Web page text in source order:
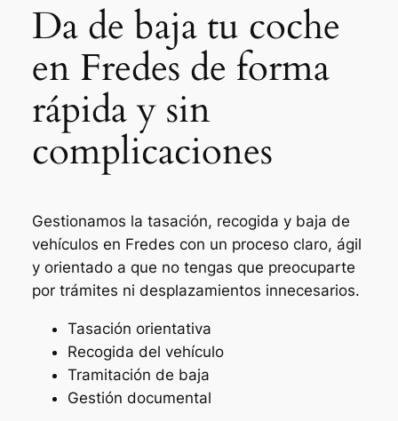
Da de baja tu coche
en Fredes de forma
rápida y sin
complicaciones
Gestionamos la tasación, recogida y baja de
vehículos en Fredes con un proceso claro, ágil
y orientado a que no tengas que preocuparte
por trámites ni desplazamientos innecesarios.
Tasación orientativa
Recogida del vehículo
Tramitación de baja
Gestión documental